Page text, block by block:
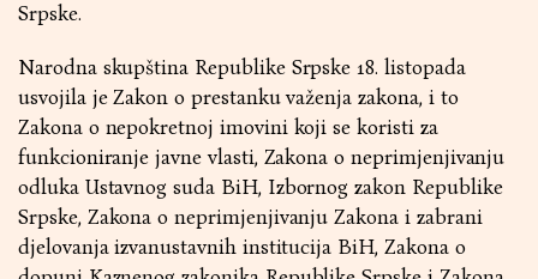
Srpske.
Narodna skupština Republike Srpske 18. listopada
usvojila je Zakon o prestanku važenja zakona, i to
Zakona o nepokretnoj imovini koji se koristi za
funkcioniranje javne vlasti, Zakona o neprimjenjivanju
odluka Ustavnog suda BiH, Izbornog zakon Republike
Srpske, Zakona o neprimjenjivanju Zakona i zabrani
djelovanja izvanustavnih institucija BiH, Zakona o